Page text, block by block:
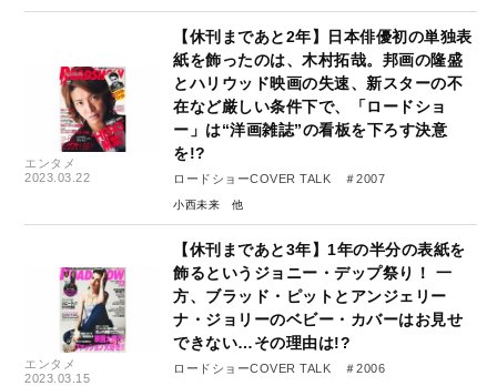
エンタメ
2023.03.22
【休刊まであと2年】日本俳優初の単独表
紙を飾ったのは、木村拓哉。邦画の隆盛
とハリウッド映画の失速、新スターの不
在など厳しい条件下で、「ロードショ
ー」は“洋画雑誌”の看板を下ろす決意
を!?
ロードショーCOVER TALK ＃2007
小西未来
エンタメ
2023.03.15
【休刊まであと3年】1年の半分の表紙を
飾るというジョニー・デップ祭り！ 一
方、ブラッド・ピットとアンジェリー
ナ・ジョリーのベビー・カバーはお見せ
できない…その理由は!?
ロードショーCOVER TALK ＃2006